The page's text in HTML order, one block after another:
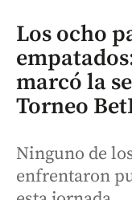
Los ocho
marcó la
Torneo
Ninguno de
enfrentaron